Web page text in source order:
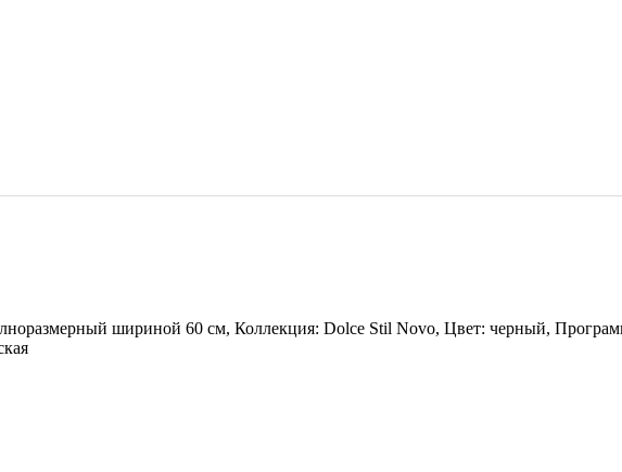
шириной 60 см, Коллекция: Dolce Stil Novo, Цвет: черный,